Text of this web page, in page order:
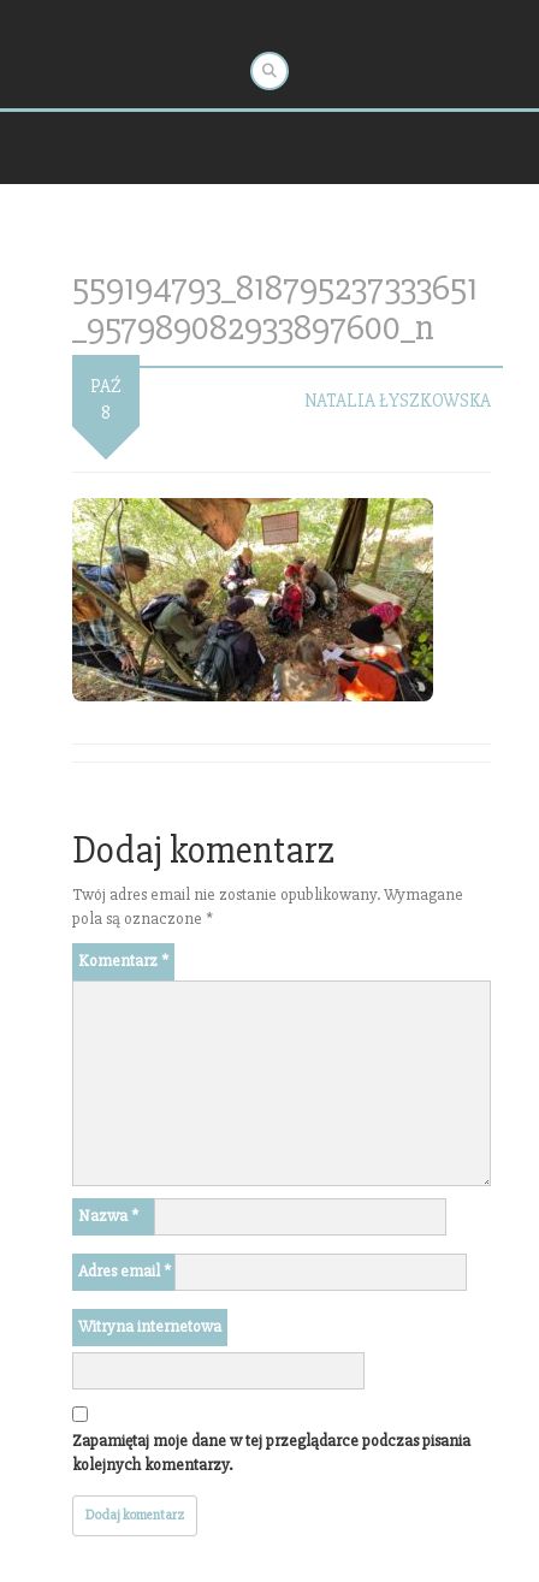
559194793_818795237333651
_957989082933897600_n
PAŹ
8
NATALIA ŁYSZKOWSKA
Dodaj komentarz
Twój adres email nie zostanie opublikowany.Wymagane
pola są oznaczone *
Komentarz *
Nazwa*
Adres email*
Witryna internetowa
Zapamiętaj moje dane w tej przeglądarce podczas pisania
kolejnych komentarzy.